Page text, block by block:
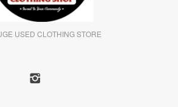
USED CLOTHING STORE